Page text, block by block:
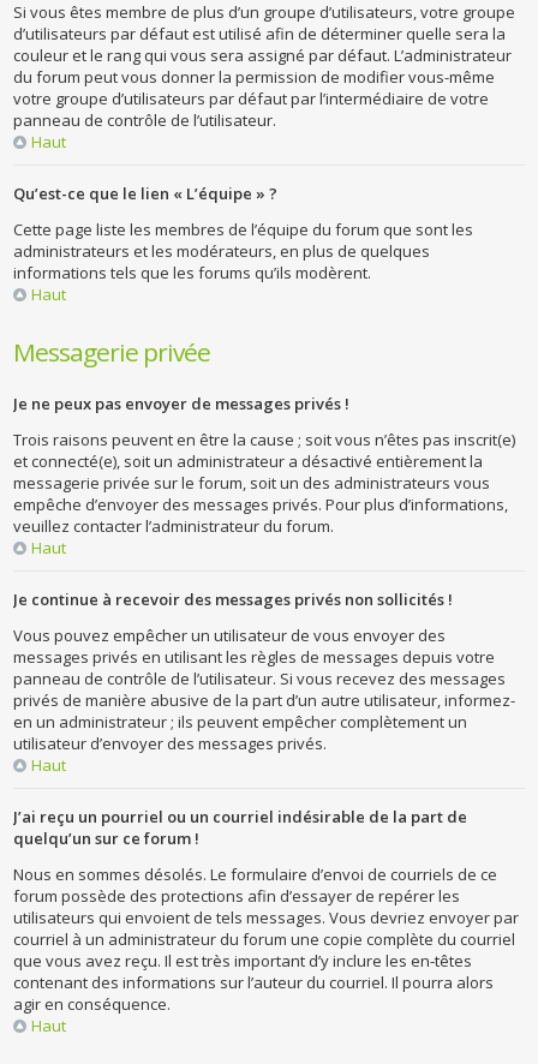
Si vous êtes membre de plus d’un groupe d’utilisateurs, votre groupe
d’utilisateurs par défaut est utilisé afin de déterminer quelle sera la
couleur et le rang qui vous sera assigné par défaut. L’administrateur
du forum peut vous donner la permission de modifier vous-même
votre groupe d’utilisateurs par défaut par l’intermédiaire de votre
panneau de contrôle de l’utilisateur.
Haut
Qu’est-ce que le lien « L’équipe » ?
Cette page liste les membres de l’équipe du forum que sont les
administrateurs et les modérateurs, en plus de quelques
informations tels que les forums qu’ils modèrent.
Haut
Messagerie privée
Je ne peux pas envoyer de messages privés !
Trois raisons peuvent en être la cause ; soit vous n’êtes pas inscrit(e)
et connecté(e), soit un administrateur a désactivé entièrement la
messagerie privée sur le forum, soit un des administrateurs vous
empêche d’envoyer des messages privés. Pour plus d’informations,
veuillez contacter l’administrateur du forum.
Haut
Je continue à recevoir des messages privés non sollicités !
Vous pouvez empêcher un utilisateur de vous envoyer des
messages privés en utilisant les règles de messages depuis votre
panneau de contrôle de l’utilisateur. Si vous recevez des messages
privés de manière abusive de la part d’un autre utilisateur, informez-
en un administrateur ; ils peuvent empêcher complètement un
utilisateur d’envoyer des messages privés.
Haut
J’ai reçu un pourriel ou un courriel indésirable de la part de
quelqu’un sur ce forum !
Nous en sommes désolés. Le formulaire d’envoi de courriels de ce
forum possède des protections afin d’essayer de repérer les
utilisateurs qui envoient de tels messages. Vous devriez envoyer par
courriel à un administrateur du forum une copie complète du courriel
que vous avez reçu. Il est très important d’y inclure les en-têtes
contenant des informations sur l’auteur du courriel. Il pourra alors
agir en conséquence.
Haut